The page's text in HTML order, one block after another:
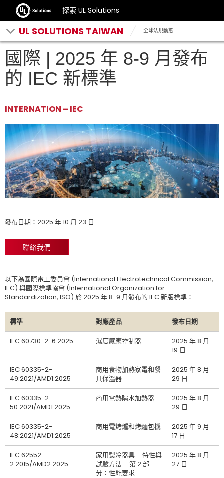
探索 UL Solutions
UL SOLUTIONS TAIWAN 全球法規動態
國際 | 2025 年 8-9 月發布
的 IEC 新標準
INTERNATION – IEC
發布日期：2025 年 10 月 23 日
聯絡我們
以下為國際電工委員會 (International Electrotechnical Commission,
IEC) 與國際標準協會 (International Organization for
Standardization, ISO) 於 2025 年 8-9 月發布的 IEC 新版標準：
標準 對應產品 發布日期
IEC 60730-2-6:2025 濕度感應控制器
2025 年 8 月
19 日
IEC 60335-2-
49:2021/AMD1:2025
商用食物加熱家電和餐
具保溫器
2025 年 8 月
29 日
IEC 60335-2-
50:2021/AMD1:2025
商用電熱隔水加熱器
2025 年 8 月
29 日
IEC 60335-2-
48:2021/AMD1:2025
商用電烤爐和烤麵包機
2025 年 9 月
17 日
IEC 62552-
2:2015/AMD2:2025
家用製冷器具 – 特性與
試驗方法 – 第 2 部
分：性能要求
2025 年 8 月
27 日